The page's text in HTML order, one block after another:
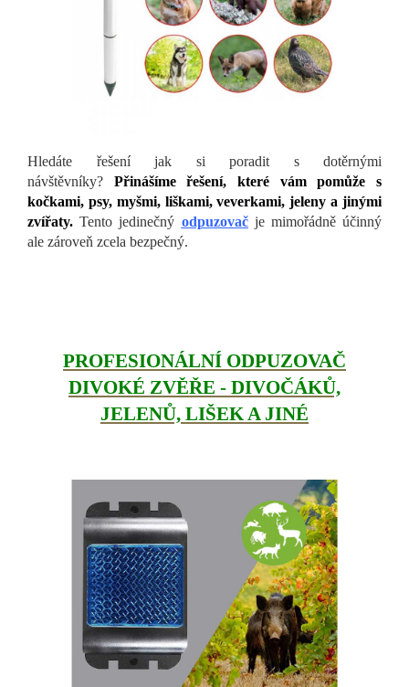
Hledáte řešení jak si poradit s dotěrnými
návštěvníky? Přinášíme řešení, které vám pomůže s
kočkami, psy, myšmi, liškami, veverkami, jeleny a jinými
zvířaty. Tento jedinečný odpuzovačje mimořádně účinný
ale zároveň zcela bezpečný.
PROFESIONÁLNÍ ODPUZOVAČ
DIVOKÉ ZVĚŘE - DIVOČÁKŮ,
JELENŮ, LIŠEK A JINÉ